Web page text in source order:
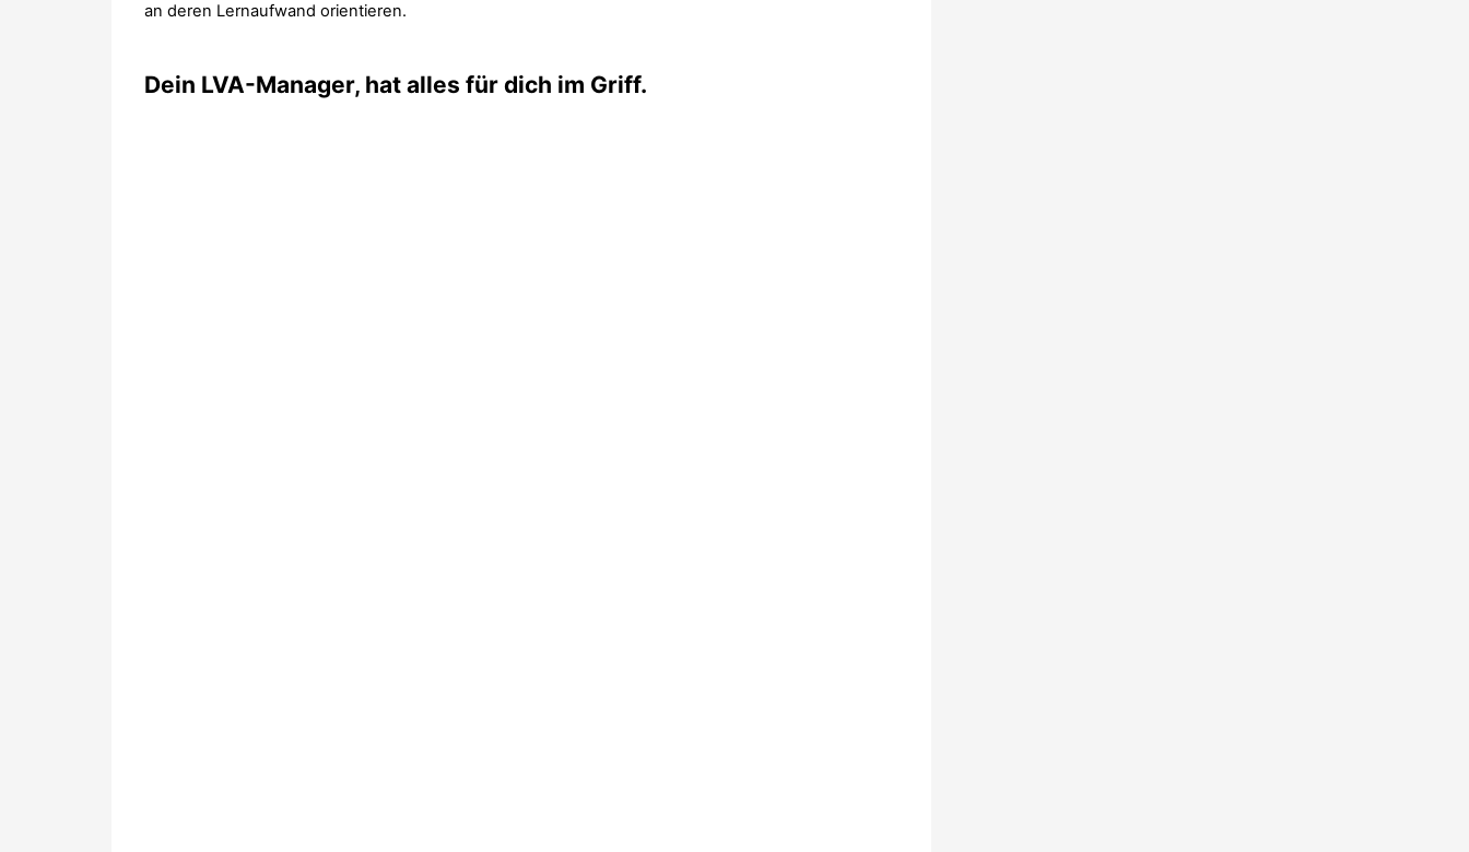
an deren Lernaufwand orientieren.
Dein LVA-Manager, hat alles für dich im Griff.